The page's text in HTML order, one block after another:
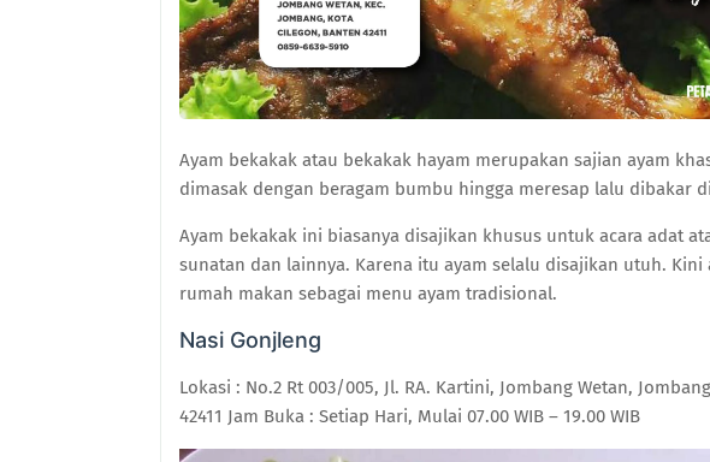
Ayam bekakak atau bekakak hayam merupakan sajian ayam
dimasak dengan beragam bumbu hingga meresap lalu dibakar
Ayam bekakak ini biasanya disajikan khusus untuk acara adat
sunatan dan lainnya. Karena itu ayam selalu disajikan utuh.
rumah makan sebagai menu ayam tradisional.
Nasi Gonjleng
Lokasi : No.2 Rt 003/005, Jl. RA. Kartini, Jombang Wetan,
42411 Jam Buka : Setiap Hari, Mulai 07.00 WIB – 19.00 WIB